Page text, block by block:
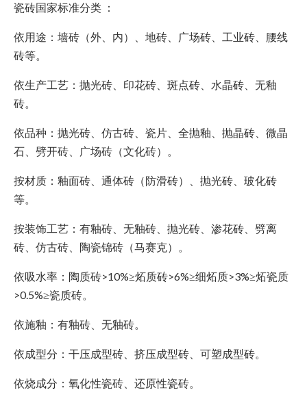
瓷砖国家标准分类 ：
依用途：墙砖（外、内）、地砖、广场砖、工业砖、腰线
砖等。
依生产工艺：抛光砖、印花砖、斑点砖、水晶砖、无釉
砖。
依品种：抛光砖、仿古砖、瓷片、全抛釉、抛晶砖、微晶
石、劈开砖、广场砖（文化砖）。
按材质：釉面砖、通体砖（防滑砖）、抛光砖、玻化砖
等。
按装饰工艺：有釉砖、无釉砖、抛光砖、渗花砖、劈离
砖、仿古砖、陶瓷锦砖（马赛克）。
依吸水率：陶质砖>10%≥炻质砖>6%≥细炻质>3%≥炻瓷质
>0.5%≥瓷质砖。
依施釉：有釉砖、无釉砖。
依成型分：干压成型砖、挤压成型砖、可塑成型砖。
依烧成分：氧化性瓷砖、还原性瓷砖。